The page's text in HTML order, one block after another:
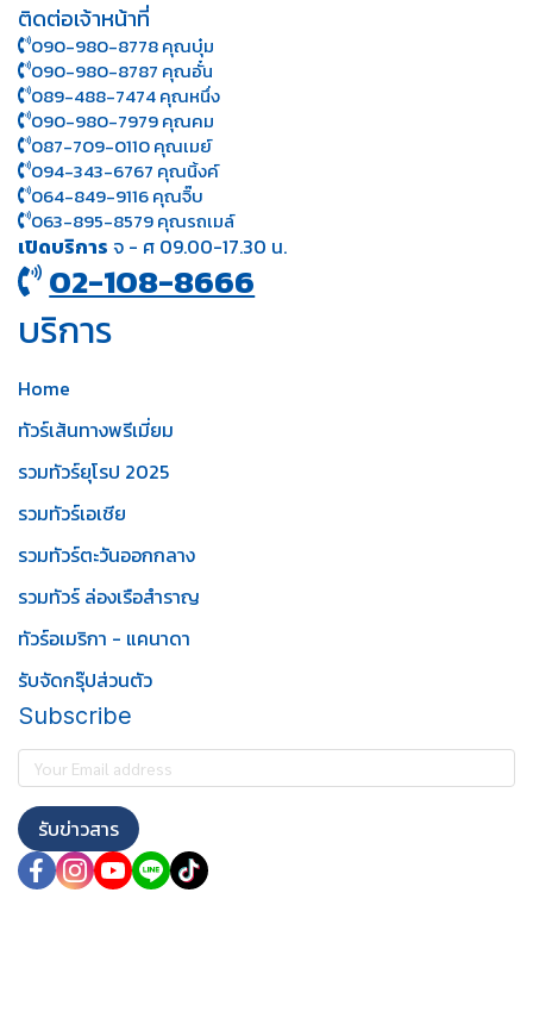
ติดต่อเจ้าหน้าที่
090-980-8778 คุณบุ๋ม
090-980-8787 คุณอั๋น
089-488-7474 คุณหนึ่ง
090-980-7979 คุณคม
087-709-0110 คุณเมย์
094-343-6767 คุณนิ้งค์
064-849-9116 คุณจิ๊บ
063-895-8 579คุณรถเมล์
เปิดบริการ จ - ศ 09.00-17.30 น.
02-108-8666
บริการ
Home
ทัวร์เส้นทางพรีเมี่ยม
รวมทัวร์ยุโรป 2025
รวมทัวร์เอเชีย
รวมทัวร์ตะวันออกกลาง
รวมทัวร์ ล่องเรือสำราญ
ทัวร์อเมริกา - แคนาดา
รับจัดกรุ๊ปส่วนตัว
Subscribe
รับข่าวสาร